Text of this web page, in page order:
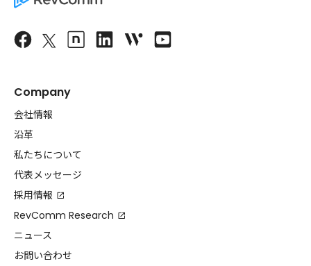
Company
会社情報
沿革
私たちについて
代表メッセージ
採用情報
RevComm Research
ニュース
お問い合わせ